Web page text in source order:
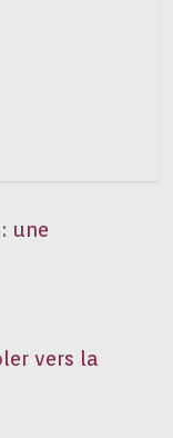
une
vers la